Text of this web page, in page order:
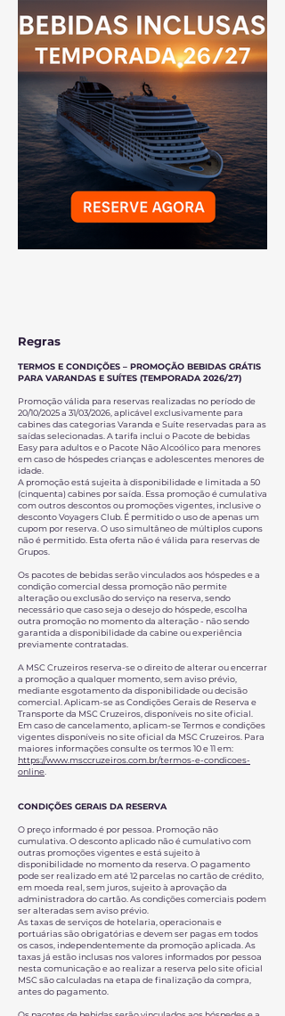
Regras
TERMOS E CONDIÇÕES – PROMOÇÃO BEBIDAS GRÁTIS
PARA VARANDAS E SUÍTES (TEMPORADA 2026/27)
Promoção válida para reservas realizadas no período de
20/10/2025 a 31/03/2026, aplicável exclusivamente para
cabines das categorias Varanda e Suíte reservadas para as
saídas selecionadas. A tarifa inclui o Pacote de bebidas
Easy para adultos e o Pacote Não Alcoólico para menores
em caso de hóspedes crianças e adolescentes menores de
idade.
A promoção está sujeita à disponibilidade e limitada a 50
(cinquenta) cabines por saída. Essa promoção é cumulativa
com outros descontos ou promoções vigentes, inclusive o
desconto Voyagers Club. É permitido o uso de apenas um
cupom por reserva. O uso simultâneo de múltiplos cupons
não é permitido. Esta oferta não é válida para reservas de
Grupos.
Os pacotes de bebidas serão vinculados aos hóspedes e a
condição comercial dessa promoção não permite
alteração ou exclusão do serviço na reserva, sendo
necessário que caso seja o desejo do hóspede, escolha
outra promoção no momento da alteração - não sendo
garantida a disponibilidade da cabine ou experiência
previamente contratadas.
A MSC Cruzeiros reserva-se o direito de alterar ou encerrar
a promoção a qualquer momento, sem aviso prévio,
mediante esgotamento da disponibilidade ou decisão
comercial. Aplicam-se as Condições Gerais de Reserva e
Transporte da MSC Cruzeiros, disponíveis no site oficial.
Em caso de cancelamento, aplicam-se Termos e condições
vigentes disponíveis no site oficial da MSC Cruzeiros. Para
maiores informações consulte os termos 10 e 11 em:
https://www.msccruzeiros.com.br/termos-e-condicoes-
online
CONDIÇÕES GERAIS DA RESERVA
O preço informado é por pessoa. Promoção não
cumulativa. O desconto aplicado não é cumulativo com
outras promoções vigentes e está sujeito à
disponibilidade no momento da reserva. O pagamento
pode ser realizado em até 12 parcelas no cartão de crédito,
em moeda real, sem juros, sujeito à aprovação da
administradora do cartão. As condições comerciais podem
ser alteradas sem aviso prévio.
As taxas de serviços de hotelaria, operacionais e
portuárias são obrigatórias e devem ser pagas em todos
os casos, independentemente da promoção aplicada. As
taxas já estão inclusas nos valores informados por pessoa
nesta comunicação e ao realizar a reserva pelo site oficial
MSC são calculadas na etapa de finalização da compra,
antes do pagamento.